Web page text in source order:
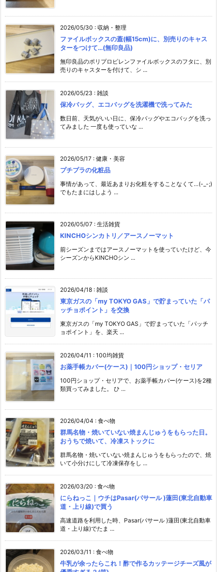
2026/05/30 : 収納・整理
ファイルボックスの蓋(幅15cm)に、別売りのキャス
ターをつけて…(無印良品)
無印良品のポリプロピレンファイルボックスのフタに、別
売りのキャスターを付けて、シ ...
2026/05/23 : 雑談
保冷バッグ、エコバッグを洗濯機で洗ってみた
数日前、天気がいい日に、保冷バッグやエコバッグを洗っ
てみました 一度も使っていな ...
2026/05/17 : 健康・美容
プチプラの化粧品
事情があって、最近あまりお化粧をすることなくて…(-_-;)
でもたまにはしよう ...
2026/05/07 : 生活雑貨
KINCHOシンカトリ／アースノーマット
前シーズンまではアースノーマットを使っていたけど、今
シーズンからKINCHOシン ...
2026/04/18 : 雑談
東京ガスの「my TOKYO GAS」で貯まっていた「パ
ッチョポイント」を交換
東京ガスの「my TOKYO GAS」で貯まっていた「パッチ
ョポイント」を、楽天 ...
2026/04/11 : 100均雑貨
お薬手帳カバー(ケース)｜100円ショップ・セリア
100円ショップ・セリアで、お薬手帳カバー(ケース)を2種
類買ってみました。 ひ ...
2026/04/04 : 食べ物
群馬名物・焼いていない焼まんじゅうをもらった日。
おうちで焼いて、冷凍ストックに
群馬名物・焼いていない焼まんじゅうをもらったので、焼
いて小分けにして冷凍保存をし ...
2026/03/20 : 食べ物
にらねっこ｜ウチはPasar(パサール )蓮田(東北自動車
道・上り線)で買う
高速道路を利用した時、Pasar(パサール )蓮田(東北自動車
道・上り線)でたま ...
2026/03/11 : 食べ物
牛乳が余ったらこれ！酢で作るカッテージチーズ風が